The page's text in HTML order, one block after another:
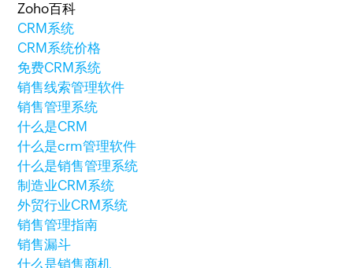
Zoho百科
CRM系统
CRM系统价格
免费CRM系统
销售线索管理软件
销售管理系统
什么是CRM
什么是crm管理软件
什么是销售管理系统
制造业CRM系统
外贸行业CRM系统
销售管理指南
销售漏斗
什么是销售商机